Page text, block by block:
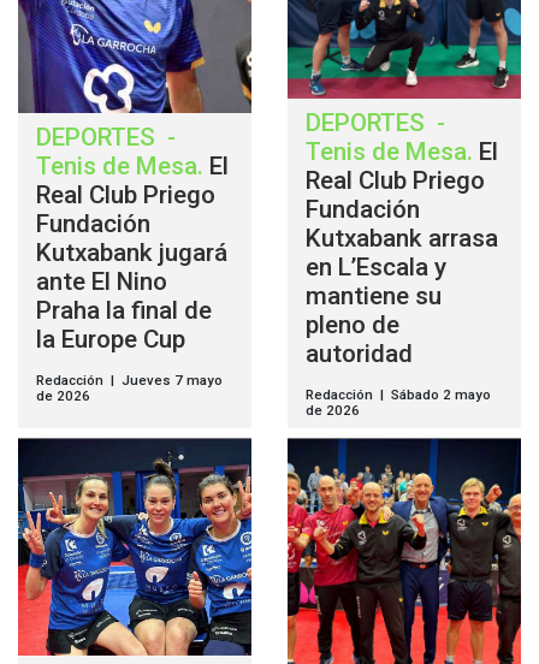
DEPORTES -
Tenis de Mesa. El
Real Club Priego
Fundación
Kutxabank jugará
ante El Nino
Praha la final de
la Europe Cup
Redacción | Jueves 7 mayo
de 2026
DEPORTES -
Tenis de Mesa. El
Real Club Priego
Fundación
Kutxabank arrasa
en L’Escala y
mantiene su
pleno de
autoridad
Redacción | Sábado 2 mayo
de 2026